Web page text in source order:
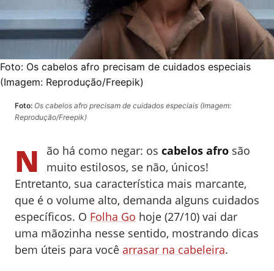
Foto: Os cabelos afro precisam de cuidados especiais
(Imagem: Reprodução/Freepik)
Foto: Os cabelos afro precisam de cuidados especiais (Imagem:
Reprodução/Freepik)
N ão há como negar: os cabelos afro são
muito estilosos, se não, únicos!
Entretanto, sua característica mais marcante,
que é o volume alto, demanda alguns cuidados
específicos. O Folha Go hoje (27/10) vai dar
uma mãozinha nesse sentido, mostrando dicas
bem úteis para você arrasar na cabeleira.